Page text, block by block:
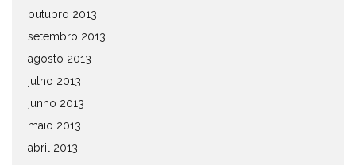
outubro 2013
setembro 2013
agosto 2013
julho 2013
junho 2013
maio 2013
abril 2013